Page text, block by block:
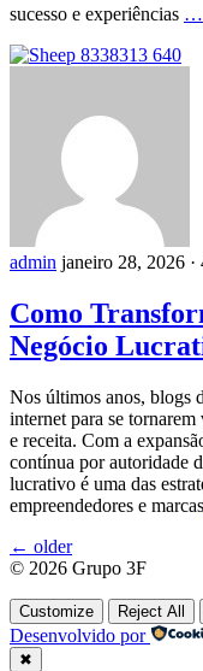
sucesso e experiências …
admin janeiro 28, 2026 ·
Como
Negócio
Nos últimos anos, blogs
internet para se
e receita. Com a
contínua por autoridade
lucrativo é uma das
empreendedores e marcas
Navegação
por
posts
← older
© 2026 Grupo 3F
Customize Reject All
Desenvolvido por
✖